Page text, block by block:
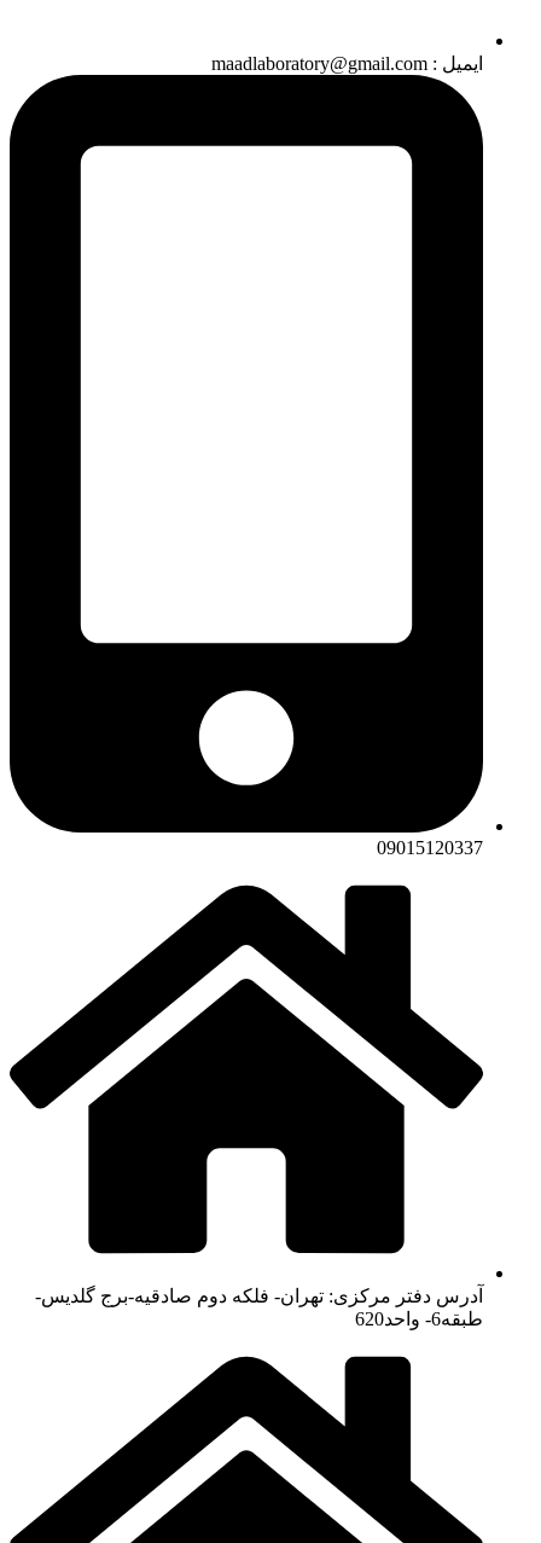
ایمیل : maadlaboratory@gmail.com
09015120337
آدرس دفتر مرکزی: تهران- فلکه دوم صادقیه-برج گلدیس-
طبقه6- واحد620